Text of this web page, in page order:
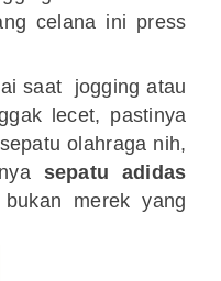
celana ini press
saat jogging atau
lecet, pastinya
olahraga nih,
sepatu adidas
merek yang